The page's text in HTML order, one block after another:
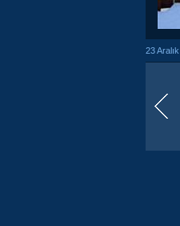
23